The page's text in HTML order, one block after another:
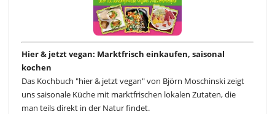
Hier & jetzt vegan: Marktfrisch einkaufen, saisonal
kochen
Das Kochbuch "hier & jetzt vegan" von Björn Moschinski zeigt
uns saisonale Küche mit marktfrischen lokalen Zutaten, die
man teils direkt in der Natur findet.